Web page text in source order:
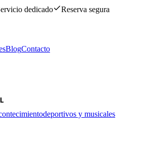
dedicado
Reserva segura
BlogContacto
deportivos y musicales